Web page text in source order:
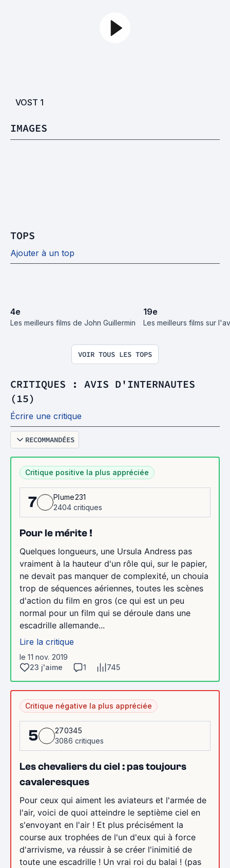
VOST 1
IMAGES
TOPS
Ajouter à un top
4e
Les meilleurs films de John Guillermin
19e
Les meilleurs films sur
VOIR TOUS LES TOPS
CRITIQUES : AVIS D'INTERNAUTES
(15)
Écrire une critique
RECOMMANDÉES
Critique positive la plus appréciée
7
Plume231
2404 critiques
Pour le mérite !
Quelques longueurs, une Ursula Andress pas
vraiment à la hauteur d'un rôle qui, sur le papier,
ne devait pas manquer de complexité, un chouia
trop de séquences aériennes, toutes les scènes
d'action du film en gros (ce qui est un peu
normal pour un film qui se déroule dans une
escadrille allemande...
Lire la critique
le 11 nov. 2019
23 j'aime
1 745
Critique négative la plus appréciée
5
270345
3086 critiques
Les chevaliers du ciel : pas toujours
cavaleresques
Pour ceux qui aiment les aviateurs et l'armée de
l'air, voici de quoi atteindre le septième ciel en
s'envoyant en l'air ! Et plus précisément la
course aux trophées de l'un d'eux qui à force
d'arrivisme, va réussir à se créer l'inimitié de
toute une escadrille ! Un vrai roi du balai ! (pas